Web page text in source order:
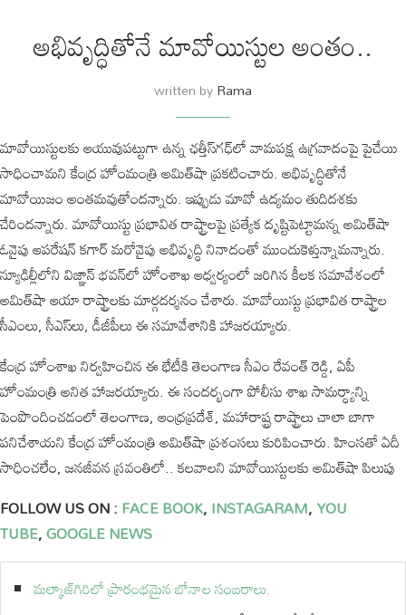
అభివృద్ధితోనే మావోయిస్టుల అంతం..
written byRama
మావోయిస్టులకు ఆయువుపట్టుగా ఉన్న ఛత్తీస్‌గఢ్‌లో వామపక్ష ఉగ్రవాదంపై పైచేయి
సాధించామని కేంద్ర హోంమంత్రి అమిత్‌షా ప్రకటించారు. అభివృద్ధితోనే
మావోయిజం అంతమవుతోందన్నారు. ఇప్పుడు మావో ఉద్యమం తుదిదశకు
చేరిందన్నారు. మావోయిస్టు ప్రభావిత రాష్ట్రాలపై ప్రత్యేక దృష్టిపెట్టామన్న అమిత్‌షా
ఓవైపు ఆపరేషన్‌ కగార్‌ మరోవైపు అభివృద్ధి నినాదంతో ముందుకెళ్తున్నామన్నారు.
న్యూఢిల్లీలోని విజ్ఞాన్‌ భవన్‌లో హోంశాఖ ఆధ్వర్యంలో జరిగిన కీలక సమావేశంలో
అమిత్‌షా ఆయా రాష్ట్రాలకు మార్గదర్శనం చేశారు. మావోయిస్టు ప్రభావిత రాష్ట్రాల
సీఎంలు, సీఎస్‌లు, డీజీపీలు ఈ సమావేశానికి హాజరయ్యారు.
కేంద్ర హోంశాఖ నిర్వహించిన ఈ భేటీకి తెలంగాణ సీఎం రేవంత్‌ రెడ్డి, ఏపీ
హోంమంత్రి అనిత హాజరయ్యారు. ఈ సందర్భంగా పోలీసు శాఖ సామర్ధ్యాన్ని
పెంపొందించడంలో తెలంగాణ, ఆంధ్రప్రదేశ్, మహారాష్ట్ర రాష్ట్రాలు చాలా బాగా
పనిచేశాయని కేంద్ర హోంమంత్రి అమిత్‌షా ప్రశంసలు కురిపించారు. హింసతో ఏదీ
సాధించలేం, జనజీవన స్రవంతిలో.. కలవాలని మావోయిస్టులకు అమిత్‌షా పిలుపు
FOLLOW US ON :FACE BOOK,INSTAGARAM,YOU
TUBE,GOOGLE NEWS
మల్కాజ్‌గిరిలో ప్రారంభమైన బోనాల సంబరాలు.